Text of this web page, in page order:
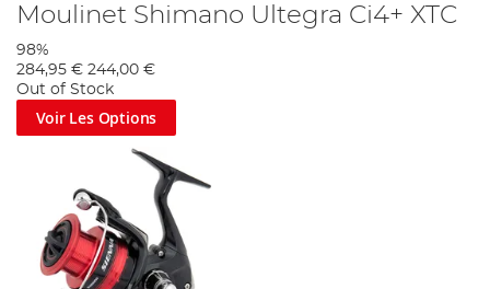
Moulinet Shimano Ultegra Ci4+ XTC
98%
284,95 € 244,00 €
Out of Stock
Voir Les Options